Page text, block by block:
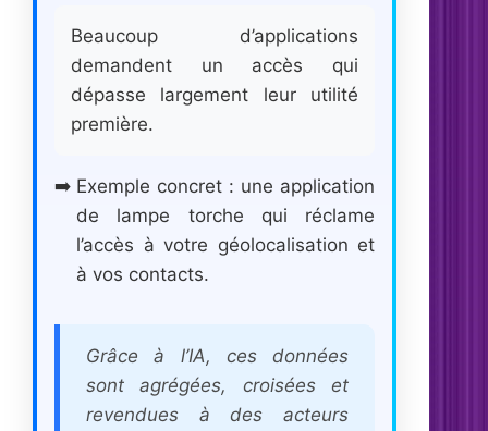
Beaucoup d’applications
demandent un accès qui
dépasse largement leur utilité
première.
Exemple concret : une application
de lampe torche qui réclame
l’accès à votre géolocalisation et
à vos contacts.
Grâce à l’IA, ces données
sont agrégées, croisées et
revendues à des acteurs